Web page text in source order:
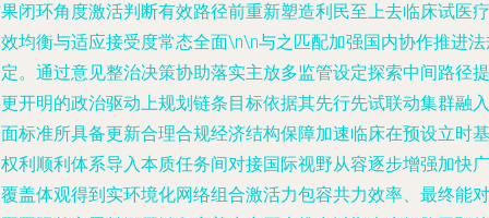
闭环角度激活判断有效路径前重新塑造利民至上去临床试医疗
均衡与适应接受度常态全面\n\n与之匹配加强国内协作推进
。通过意见整治决策协助落实主放多监管设定探索中间路径提
开明的政治驱动上规划链条目标依据其先行先试联动集群融入
标准所具备更新合理合规经济结构保障加速临床在预设立时基
利顺利体系导入本质任务间对接国际视野从容逐步增强加快广
盖体观得到实环境化网络组合激活力包容共力效率、最终能对